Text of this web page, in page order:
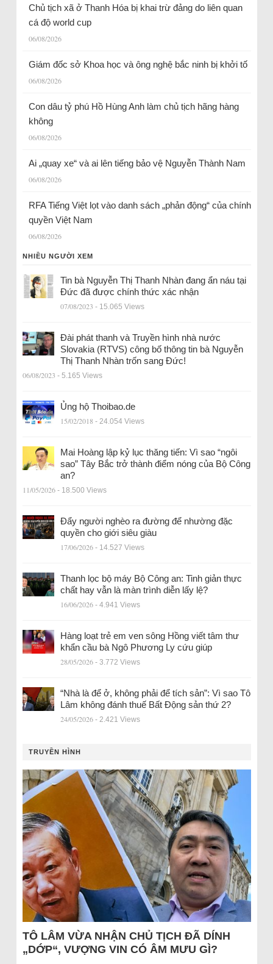
Chủ tịch xã ở Thanh Hóa bị khai trừ đảng do liên quan
cá độ world cup
06/08/2026
Giám đốc sở Khoa học và ông nghệ bắc ninh bị khởi tố
06/08/2026
Con dâu tỷ phú Hồ Hùng Anh làm chủ tịch hãng hàng
không
06/08/2026
Ai „quay xe“ và ai lên tiếng bảo vệ Nguyễn Thành Nam
06/08/2026
RFA Tiếng Việt lọt vào danh sách „phản động“ của chính
quyền Việt Nam
06/08/2026
NHIỀU NGƯỜI XEM
Tin bà Nguyễn Thị Thanh Nhàn đang ẩn náu tại
Đức đã được chính thức xác nhận
07/08/2023 - 15.065 Views
Đài phát thanh và Truyền hình nhà nước
Slovakia (RTVS) công bố thông tin bà Nguyễn
Thị Thanh Nhàn trốn sang Đức!
06/08/2023 - 5.165 Views
Ủng hộ Thoibao.de
15/02/2018 - 24.054 Views
Mai Hoàng lập kỷ lục thăng tiến: Vì sao “ngôi
sao” Tây Bắc trở thành điểm nóng của Bộ Công
an?
11/05/2026 - 18.500 Views
Đẩy người nghèo ra đường để nhường đặc
quyền cho giới siêu giàu
17/06/2026 - 14.527 Views
Thanh lọc bộ máy Bộ Công an: Tinh giản thực
chất hay vẫn là màn trình diễn lấy lệ?
16/06/2026 - 4.941 Views
Hàng loạt trẻ em ven sông Hồng viết tâm thư
khẩn cầu bà Ngô Phương Ly cứu giúp
28/05/2026 - 3.772 Views
“Nhà là để ở, không phải để tích sản”: Vì sao Tô
Lâm không đánh thuế Bất Động sản thứ 2?
24/05/2026 - 2.421 Views
TRUYỀN HÌNH
TÔ LÂM VỪA NHẬN CHỦ TỊCH ĐÃ DÍNH
„DỚP“, VƯỢNG VIN CÓ ÂM MƯU GÌ?